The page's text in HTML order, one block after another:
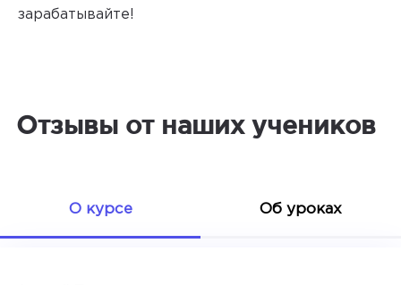
зарабатывайте!
Отзывы от наших учеников
О курсе Об уроках